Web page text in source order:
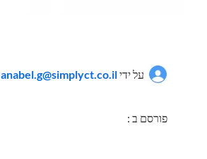
על ידיanabel.g@simplyct.co.il
פורסם ב :